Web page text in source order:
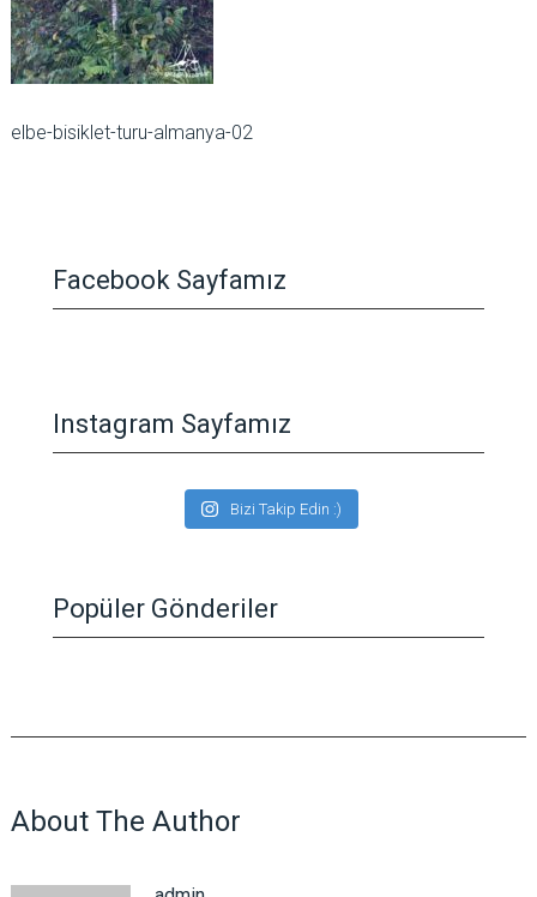
elbe-bisiklet-turu-almanya-02
Facebook Sayfamız
Instagram Sayfamız
Bizi Takip Edin :)
Popüler Gönderiler
About The Author